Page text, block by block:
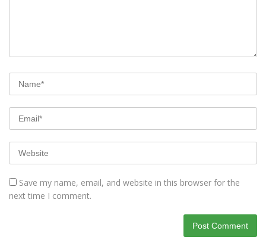
Save my name, email, and website in this browser for the
next time I comment.